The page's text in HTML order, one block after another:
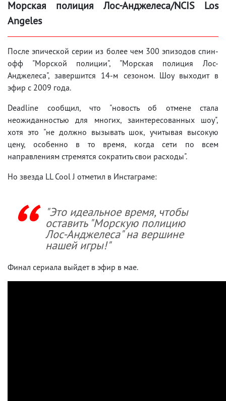
Морская полиция Лос-Анджелеса/NCIS Los
Angeles
После эпической серии из более чем 300 эпизодов спин-
офф "Морской полиции", "Морская полиция Лос-
Анджелеса", завершится 14-м сезоном. Шоу выходит в
эфир с 2009 года.
Deadline сообщил, что "новость об отмене стала
неожиданностью для многих, заинтересованных шоу",
хотя это "не должно вызывать шок, учитывая высокую
цену, особенно в то время, когда сети по всем
направлениям стремятся сократить свои расходы".
Но звезда LL Cool J отметил в Инстаграме:
"Это идеальное время, чтобы
оставить "Морскую полицию
Лос-Анджелеса" на вершине
нашей игры!"
Финал сериала выйдет в эфир в мае.